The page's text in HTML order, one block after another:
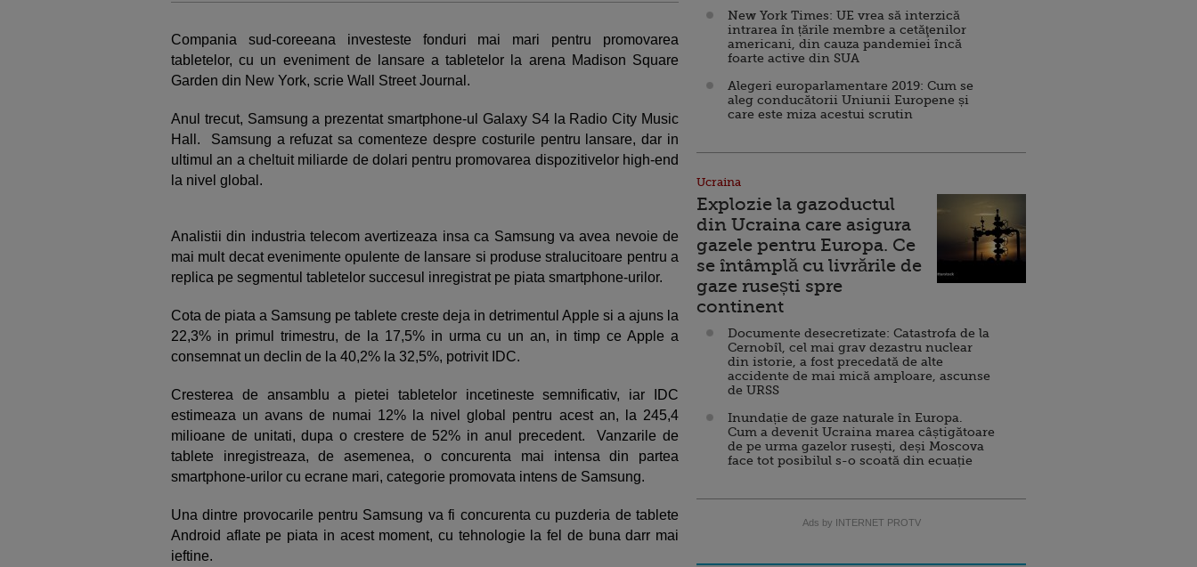
Compania sud-coreeana investeste fonduri mai mari pentru promovarea
tabletelor, cu un eveniment de lansare a tabletelor la arena Madison Square
Garden din New York, scrie Wall Street Journal.
Anul trecut, Samsung a prezentat smartphone-ul Galaxy S4 la Radio City Music
Hall. Samsung a refuzat sa comenteze despre costurile pentru lansare, dar in
ultimul an a cheltuit miliarde de dolari pentru promovarea dispozitivelor high-end
la nivel global.
Analistii din industria telecom avertizeaza insa ca Samsung va avea nevoie de
mai mult decat evenimente opulente de lansare si produse stralucitoare pentru a
replica pe segmentul tabletelor succesul inregistrat pe piata smartphone-urilor.
Cota de piata a Samsung pe tablete creste deja in detrimentul Apple si a ajuns la
22,3% in primul trimestru, de la 17,5% in urma cu un an, in timp ce Apple a
consemnat un declin de la 40,2% la 32,5%, potrivit IDC.
Cresterea de ansamblu a pietei tabletelor incetineste semnificativ, iar IDC
estimeaza un avans de numai 12% la nivel global pentru acest an, la 245,4
milioane de unitati, dupa o crestere de 52% in anul precedent. Vanzarile de
tablete inregistreaza, de asemenea, o concurenta mai intensa din partea
smartphone-urilor cu ecrane mari, categorie promovata intens de Samsung.
Una dintre provocarile pentru Samsung va fi concurenta cu puzderia de tablete
Android aflate pe piata in acest moment, cu tehnologie la fel de buna darr mai
ieftine.
New York Times: UE vrea să interzică
intrarea în țările membre a cetăţenilor
americani, din cauza pandemiei încă
foarte active din SUA
Alegeri europarlamentare 2019: Cum se
aleg conducătorii Uniunii Europene și
care este miza acestui scrutin
Ucraina
Explozie la gazoductul
din Ucraina care asigura
gazele pentru Europa. Ce
se întâmplă cu livrările de
gaze rusești spre
continent
Documente desecretizate: Catastrofa de la
Cernobîl, cel mai grav dezastru nuclear
din istorie, a fost precedată de alte
accidente de mai mică amploare, ascunse
de URSS
Inundație de gaze naturale în Europa.
Cum a devenit Ucraina marea câștigătoare
de pe urma gazelor rusești, deși Moscova
face tot posibilul s-o scoată din ecuație
Ads by INTERNET PROTV